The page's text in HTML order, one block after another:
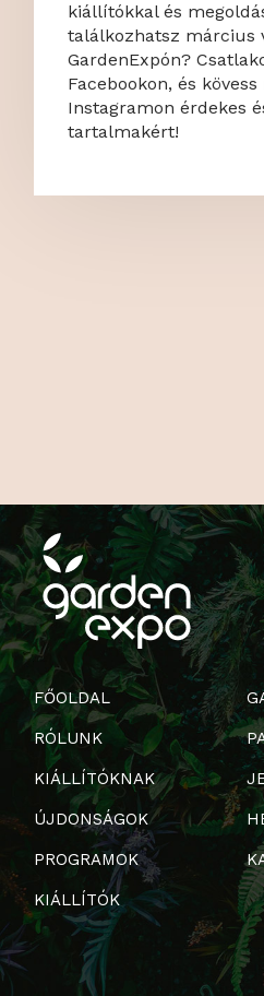
kiállítókkal és
találkozhatsz március
GardenExpón?
Facebookon, és
Instagramon érdekes
tartalmakért!
FŐOLDAL
RÓLUNK
KIÁLLÍTÓKNAK
ÚJDONSÁGOK
PROGRAMOK
KIÁLLÍTÓK